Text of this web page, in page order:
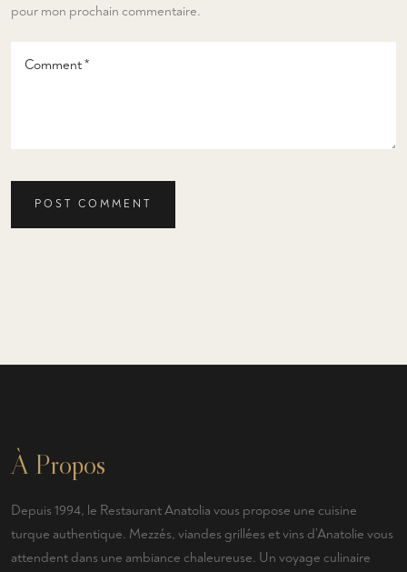
pour mon prochain commentaire.
POST COMMENT
À Propos
Depuis 1994, le Restaurant Anatolia vous propose une cuisine
turque authentique. Mezzés, viandes grillées et vins d’Anatolie vous
attendent dans une ambiance chaleureuse. Un voyage culinaire